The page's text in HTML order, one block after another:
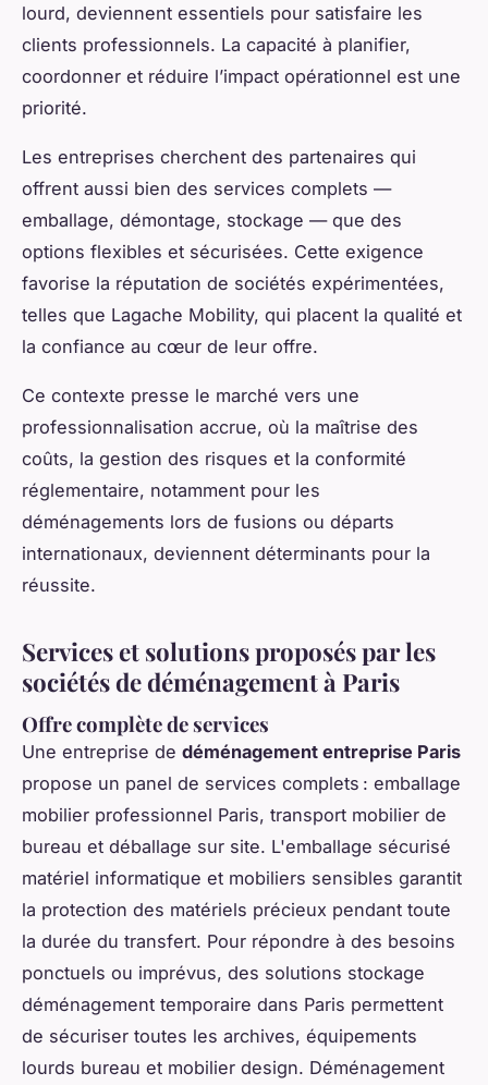
lourd, deviennent essentiels pour satisfaire les
clients professionnels. La capacité à planifier,
coordonner et réduire l’impact opérationnel est une
priorité.
Les entreprises cherchent des partenaires qui
offrent aussi bien des services complets —
emballage, démontage, stockage — que des
options flexibles et sécurisées. Cette exigence
favorise la réputation de sociétés expérimentées,
telles que Lagache Mobility, qui placent la qualité et
la confiance au cœur de leur offre.
Ce contexte presse le marché vers une
professionnalisation accrue, où la maîtrise des
coûts, la gestion des risques et la conformité
réglementaire, notamment pour les
déménagements lors de fusions ou départs
internationaux, deviennent déterminants pour la
réussite.
Services et solutions proposés par les
sociétés de déménagement à Paris
Offre complète de services
Une entreprise de déménagement entreprise Paris
propose un panel de services complets : emballage
mobilier professionnel Paris, transport mobilier de
bureau et déballage sur site. L'emballage sécurisé
matériel informatique et mobiliers sensibles garantit
la protection des matériels précieux pendant toute
la durée du transfert. Pour répondre à des besoins
ponctuels ou imprévus, des solutions stockage
déménagement temporaire dans Paris permettent
de sécuriser toutes les archives, équipements
lourds bureau et mobilier design. Déménagement